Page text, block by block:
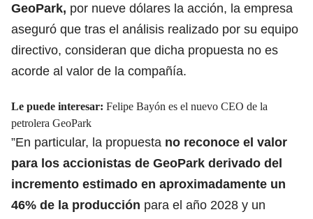
GeoPark, por nueve dólares la acción, la empresa
aseguró que tras el análisis realizado por su equipo
directivo, consideran que dicha propuesta no es
acorde al valor de la compañía.
Le puede interesar: Felipe Bayón es el nuevo CEO de la
petrolera GeoPark
”En particular, la propuesta no reconoce el valor
para los accionistas de GeoPark derivado del
incremento estimado en aproximadamente un
46% de la producción para el año 2028 y un